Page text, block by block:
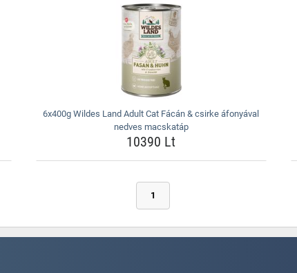
6x400g Wildes Land Adult Cat Fácán & csirke áfonyával
nedves macskatáp
10390 Lt
1